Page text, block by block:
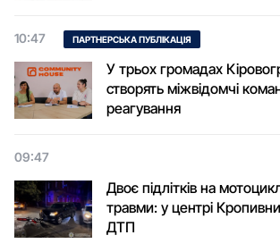
10:47 ПАРТНЕРСЬКА ПУБЛІКАЦІЯ
У трьох громадах
створять міжвідомчі
реагування
09:47
Двоє підлітків на
травми: у центрі
ДТП